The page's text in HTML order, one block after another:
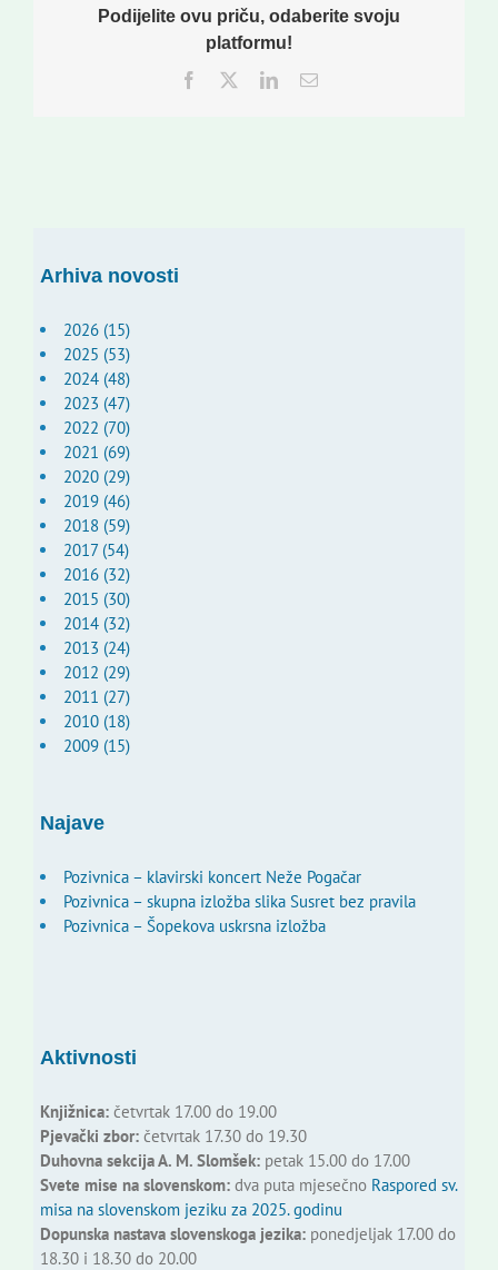
Podijelite ovu priču, odaberite svoju
platformu!
Facebook
TwitterLinkedInEmail:
Arhiva novosti
2026 (15)
2025 (53)
2024 (48)
2023 (47)
2022 (70)
2021 (69)
2020 (29)
2019 (46)
2018 (59)
2017 (54)
2016 (32)
2015 (30)
2014 (32)
2013 (24)
2012 (29)
2011 (27)
2010 (18)
2009 (15)
Najave
Pozivnica – klavirski koncert Neže Pogačar
Pozivnica – skupna izložba slika Susret bez pravila
Pozivnica – Šopekova uskrsna izložba
Aktivnosti
Knjižnica:četvrtak 17.00 do 19.00
Pjevački zbor:četvrtak 17.30 do 19.30
Duhovna sekcija A. M. Slomšek:petak 15.00 do 17.00
Svete mise na slovenskom:dva puta mjesečno Raspored sv.
misa na slovenskom jeziku za 2025. godinu
Dopunska nastava slovenskoga jezika:ponedjeljak 17.00 do
18.30 i 18.30 do 20.00